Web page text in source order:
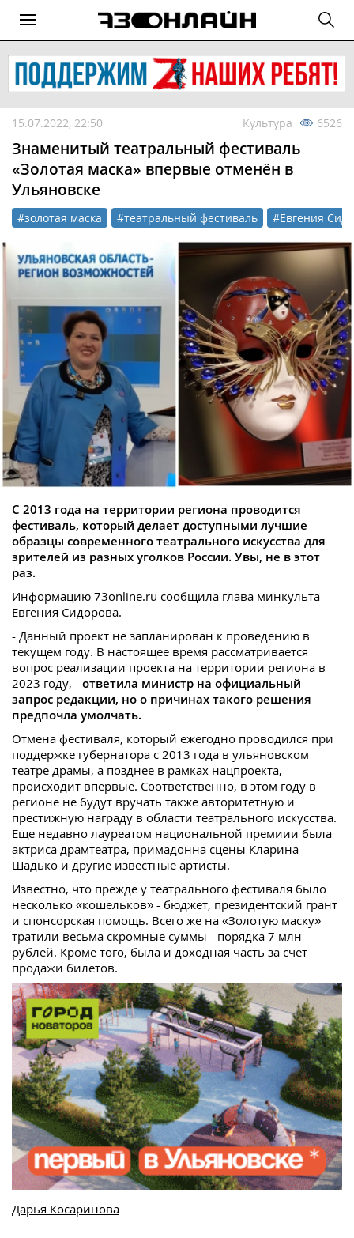
15.07.2022, 22:50 Культура 6526
Знаменитый театральный фестиваль
«Золотая маска» впервые отменён в
Ульяновске
#золотая маска #театральный фестиваль #Евгения
С 2013 года на территории региона проводится
фестиваль, который делает доступными лучшие
образцы современного театрального искусства для
зрителей из разных уголков России. Увы, не в этот
раз.
Информацию 73online.ru сообщила глава минкульта
Евгения Сидорова.
- Данный проект не запланирован к проведению в
текущем году. В настоящее время рассматривается
вопрос реализации проекта на территории региона в
2023 году, - ответила министр на официальный
запрос редакции, но о причинах такого решения
предпочла умолчать.
Отмена фестиваля, который ежегодно проводился при
поддержке губернатора с 2013 года в ульяновском
театре драмы, а позднее в рамках нацпроекта,
происходит впервые. Соответственно, в этом году в
регионе не будут вручать также авторитетную и
престижную награду в области театрального искусства.
Еще недавно лауреатом национальной премиии была
актриса драмтеатра, примадонна сцены Кларина
Шадько и другие известные артисты.
Известно, что прежде у театрального фестиваля было
несколько «кошельков» - бюджет, президентский грант
и спонсорская помощь. Всего же на «Золотую маску»
тратили весьма скромные суммы - порядка 7 млн
рублей. Кроме того, была и доходная часть за счет
продажи билетов.
Дарья Косаринова